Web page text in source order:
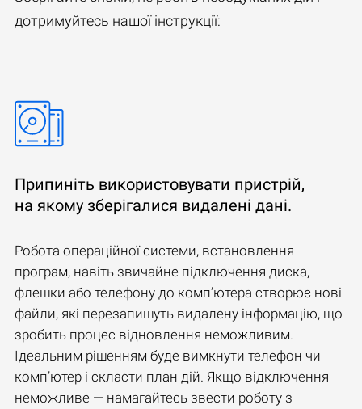
дотримуйтесь нашої інструкції:
Припиніть використовувати пристрій,
на якому зберігалися видалені дані.
Робота операційної системи, встановлення
програм, навіть звичайне підключення диска,
флешки або телефону до комп’ютера створює нові
файли, які перезапишуть видалену інформацію, що
зробить процес відновлення неможливим.
Ідеальним рішенням буде вимкнути телефон чи
комп’ютер і скласти план дій. Якщо відключення
неможливе — намагайтесь звести роботу з